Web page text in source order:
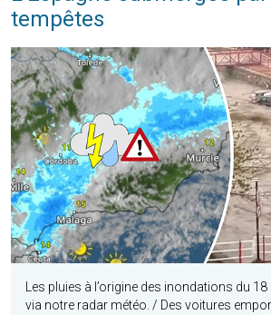
tempêtes
Les pluies à l’origine des inondations du
via notre radar météo. / Des voitures